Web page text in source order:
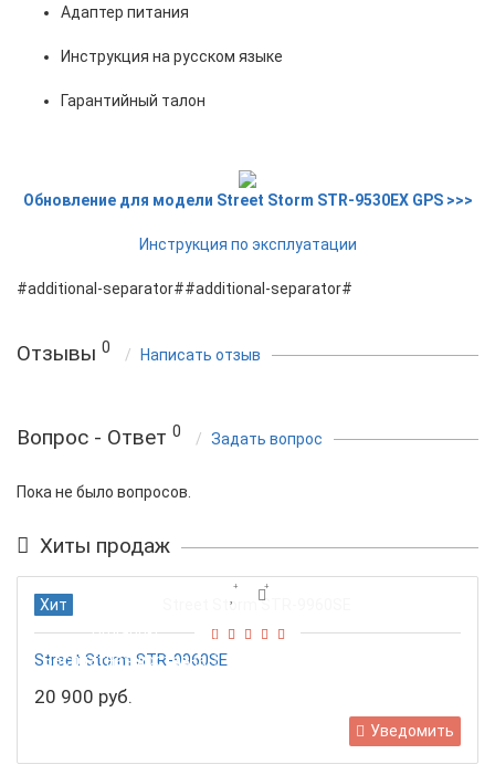
Адаптер питания
Инструкция на русском языке
Гарантийный талон
Обновление для модели Street Storm STR-9530EX GPS >>>
Инструкция по эксплуатации
#additional-separator##additional-separator#
Отзывы 0 Написать отзыв
Вопрос - Ответ 0 Задать вопрос
Пока не было вопросов.
Хиты продаж
Хит
Подарок!
Бесплатная доставка
Street Storm STR-9960SE
20 900 руб.
Уведомить